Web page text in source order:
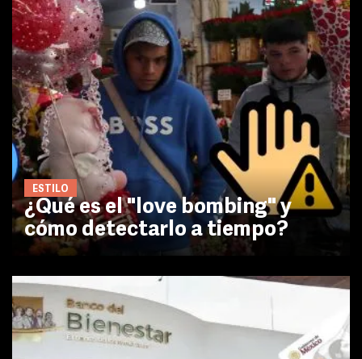
ESTILO
¿Qué es el "love bombing" y
cómo detectarlo a tiempo?